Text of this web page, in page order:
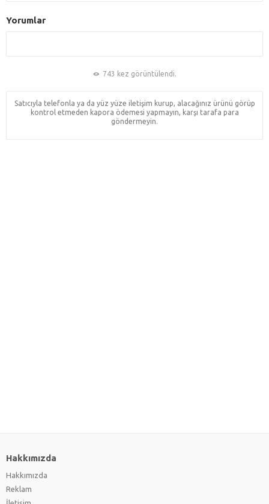
Yorumlar
743 kez görüntülendi.
Satıcıyla telefonla ya da yüz yüze iletişim kurup, alacağınız ürünü görüp
kontrol etmeden kapora ödemesi yapmayın, karşı tarafa para
göndermeyin.
Hakkımızda
Hakkımızda
Reklam